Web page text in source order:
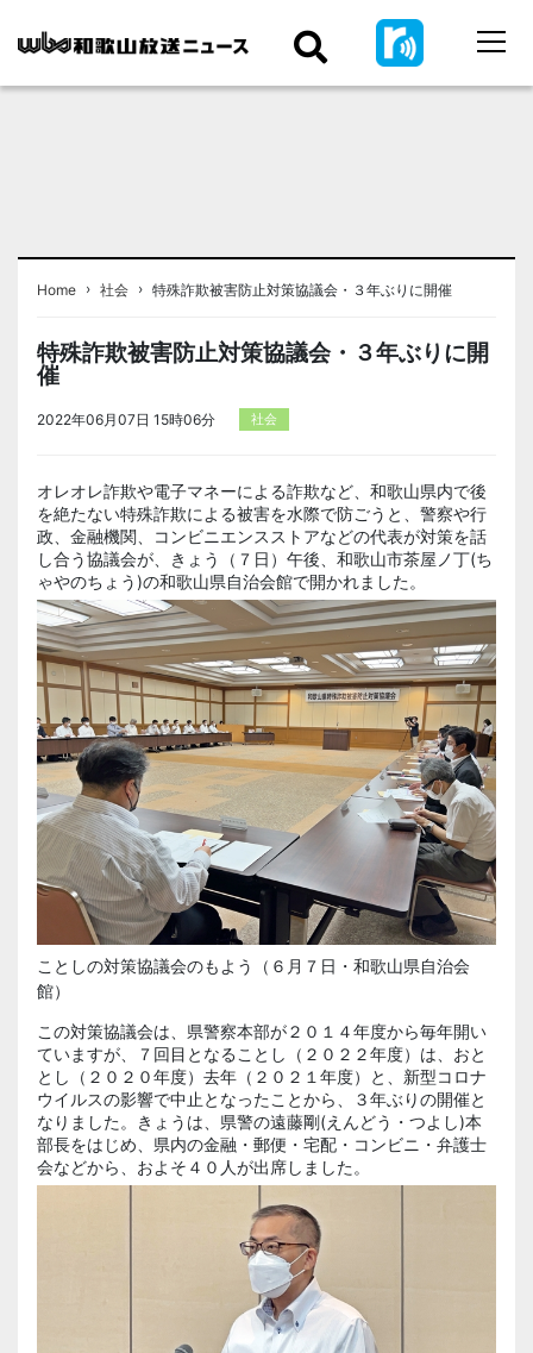
Home › 社会 › 特殊詐欺被害防止対策協議会・３年ぶりに開催
特殊詐欺被害防止対策協議会・３年ぶりに開
催
2022年06月07日 15時06分 社会
オレオレ詐欺や電子マネーによる詐欺など、和歌山県内で後
を絶たない特殊詐欺による被害を水際で防ごうと、警察や行
政、金融機関、コンビニエンスストアなどの代表が対策を話
し合う協議会が、きょう（７日）午後、和歌山市茶屋ノ丁(ち
ゃやのちょう)の和歌山県自治会館で開かれました。
ことしの対策協議会のもよう（６月７日・和歌山県自治会
館）
この対策協議会は、県警察本部が２０１４年度から毎年開い
ていますが、７回目となることし（２０２２年度）は、おと
とし（２０２０年度）去年（２０２１年度）と、新型コロナ
ウイルスの影響で中止となったことから、３年ぶりの開催と
なりました。きょうは、県警の遠藤剛(えんどう・つよし)本
部長をはじめ、県内の金融・郵便・宅配・コンビニ・弁護士
会などから、およそ４０人が出席しました。